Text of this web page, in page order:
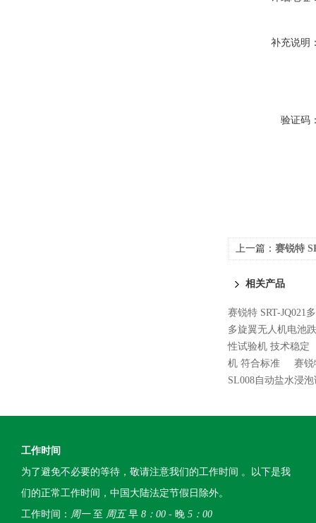
补充说明
验证码
上一篇： 赛锐特
相关产品
赛锐特 SRT-JQ021
多旋翼无人机电池
性试验机 技术稳定
机 符合标准
赛锐
SL008自动盐水浸
工作时间
为了避免不必要的等待，敬请注意我们的工作时间 。以下是我
们的正常工作时间，中国大陆法定节假日除外。
工作时间： 周一至 周五早 8：00 - 晚 5：00